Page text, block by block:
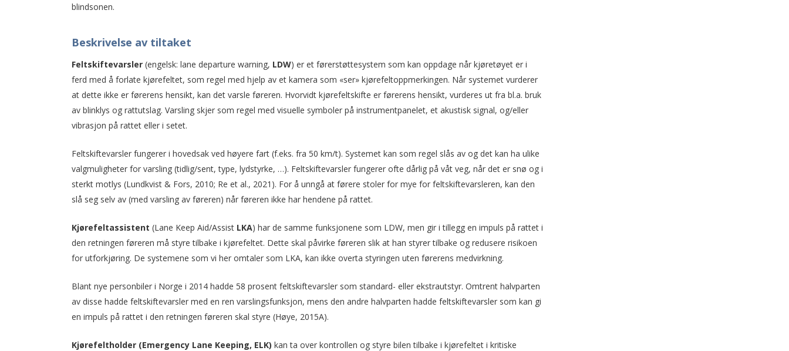
blindsonen.
Beskrivelse av tiltaket
Feltskiftevarsler (engelsk: lane departure warning, LDW) er et førerstøttesystem som kan oppdage når kjøretøyet er i
ferd med å forlate kjørefeltet, som regel med hjelp av et kamera som «ser» kjørefeltoppmerkingen. Når systemet vurderer
at dette ikke er førerens hensikt, kan det varsle føreren. Hvorvidt kjørefeltskifte er førerens hensikt, vurderes ut fra bl.a. bruk
av blinklys og rattutslag. Varsling skjer som regel med visuelle symboler på instrumentpanelet, et akustisk signal, og/eller
vibrasjon på rattet eller i setet.
Feltskiftevarsler fungerer i hovedsak ved høyere fart (f.eks. fra 50 km/t). Systemet kan som regel slås av og det kan ha ulike
valgmuligheter for varsling (tidlig/sent, type, lydstyrke, …). Feltskiftevarsler fungerer ofte dårlig på våt veg, når det er snø og i
sterkt motlys (Lundkvist & Fors, 2010; Re et al., 2021). For å unngå at førere stoler for mye for feltskiftevarsleren, kan den
slå seg selv av (med varsling av føreren) når føreren ikke har hendene på rattet.
Kjørefeltassistent (Lane Keep Aid/Assist LKA) har de samme funksjonene som LDW, men gir i tillegg en impuls på rattet i
den retningen føreren må styre tilbake i kjørefeltet. Dette skal påvirke føreren slik at han styrer tilbake og redusere risikoen
for utforkjøring. De systemene som vi her omtaler som LKA, kan ikke overta styringen uten førerens medvirkning.
Blant nye personbiler i Norge i 2014 hadde 58 prosent feltskiftevarsler som standard- eller ekstrautstyr. Omtrent halvparten
av disse hadde feltskiftevarsler med en ren varslingsfunksjon, mens den andre halvparten hadde feltskiftevarsler som kan gi
en impuls på rattet i den retningen føreren skal styre (Høye, 2015A).
Kjørefeltholder (Emergency Lane Keeping, ELK) kan ta over kontrollen og styre bilen tilbake i kjørefeltet i kritiske